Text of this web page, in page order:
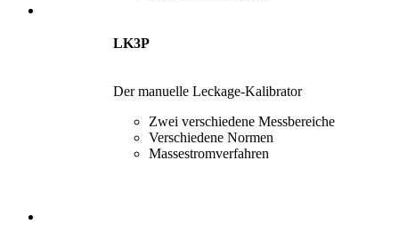
LK3P
Der manuelle Leckage-Kalibrator
Zwei verschiedene Messbereiche
Verschiedene Normen
Massestromverfahren